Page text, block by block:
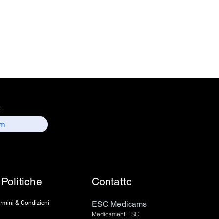
Politiche
& Condizioni
Contatto
ESC Medicams
Medicamenti ESC